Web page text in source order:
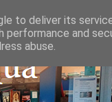
to deliver its
performance and
abuse.